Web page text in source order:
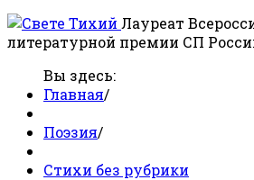
Лауреат
литературной премии СП
Вы здесь:
Главная/
Поэзия/
Стихи без рубрики